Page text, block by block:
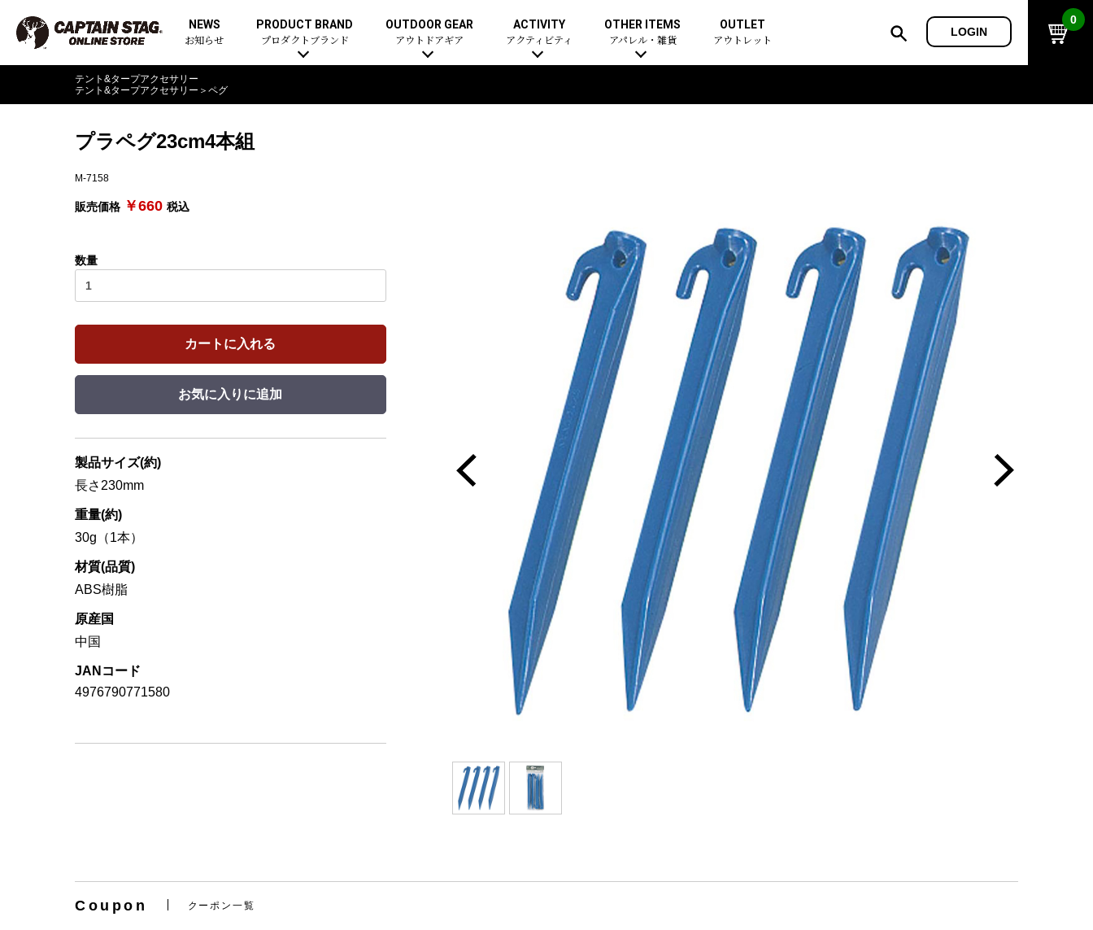
NEWS
お知らせ
PRODUCT BRAND
プロダクトブランド
OUTDOOR GEAR
アウトドアギア
ACTIVITY
アクティビティ
OTHER ITEMS
アパレル・雑貨
OUTLET
アウトレット
LOGIN
0
テント&タープアクセサリー
テント&タープアクセサリー ＞ ペグ
プラペグ23cm4本組
M-7158
販売価格 ￥660 税込
数量
カートに入れる
お気に入りに追加
製品サイズ(約)
長さ230mm
重量(約)
30g（1本）
材質(品質)
ABS樹脂
原産国
中国
JANコード
4976790771580
Coupon クーポン一覧